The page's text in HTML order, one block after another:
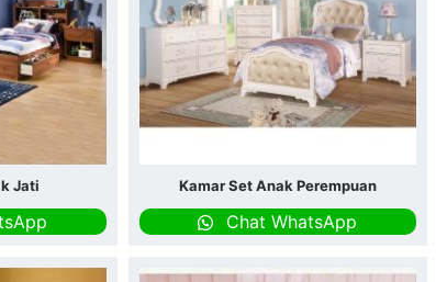
Jati Kamar Set Anak Perempuan
Chat WhatsApp